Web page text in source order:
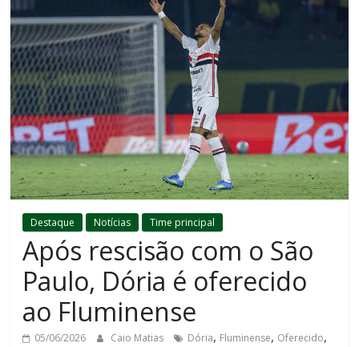
Destaque Notícias Time principal
Após rescisão com o São
Paulo, Dória é oferecido
ao Fluminense
05/06/2026 Caio Matias Dória, Fluminense, Oferecido,